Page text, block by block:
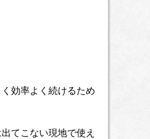
効率よく続けるため
てこない現地で使え